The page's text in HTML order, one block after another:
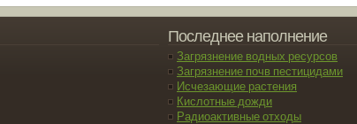
Последнее наполнение
Загрязнение водных ресурсов
Загрязнение почв пестицидами
Исчезающие растения
Кислотные дожди
Радиоактивные отходы